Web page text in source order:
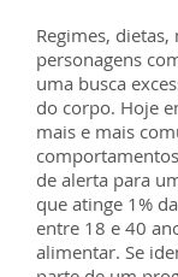
Regimes,
personagens
uma busca
do corpo. Hoje
mais e mais
de alerta para
que atinge 1%
entre 18 e 40
alimentar. Se